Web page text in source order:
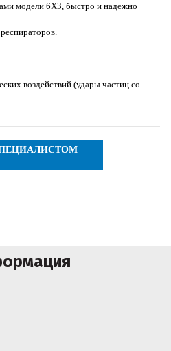
модели 6X3, быстро и надежно
воздействий (удары частиц со